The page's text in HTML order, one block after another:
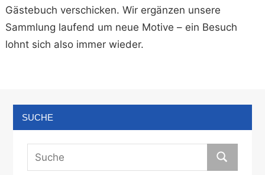
Gästebuch verschicken. Wir ergänzen unsere
Sammlung laufend um neue Motive – ein Besuch
lohnt sich also immer wieder.
SUCHE